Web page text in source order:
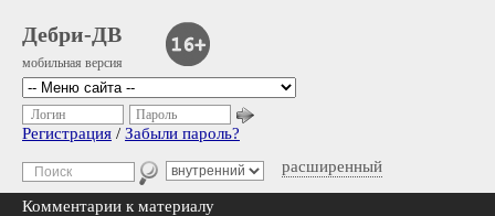
Дебри-ДВ
мобильная версия
расширенный
Логин Пароль
Регистрация / Забыли пароль?
Комментарии к материалу